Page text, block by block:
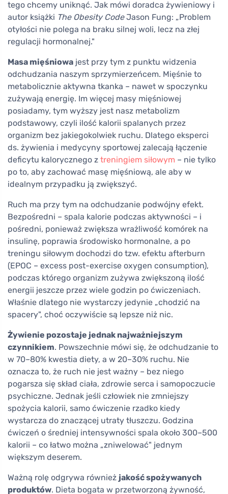
tego chcemy uniknąć. Jak mówi doradca żywieniowy i
autor książki The Obesity CodeJason Fung: „Problem
otyłości nie polega na braku silnej woli, lecz na złej
regulacji hormonalnej."
Masa mięśniowa jest przy tym z punktu widzenia
odchudzania naszym sprzymierzeńcem. Mięśnie to
metabolicznie aktywna tkanka – nawet w spoczynku
zużywają energię. Im więcej masy mięśniowej
posiadamy, tym wyższy jest nasz metabolizm
podstawowy, czyli ilość kalorii spalanych przez
organizm bez jakiegokolwiek ruchu. Dlatego eksperci
ds. żywienia i medycyny sportowej zalecają łączenie
deficytu kalorycznego z treningiem siłowym – nie tylko
po to, aby zachować masę mięśniową, ale aby w
idealnym przypadku ją zwiększyć.
Ruch ma przy tym na odchudzanie podwójny efekt.
Bezpośredni – spala kalorie podczas aktywności – i
pośredni, ponieważ zwiększa wrażliwość komórek na
insulinę, poprawia środowisko hormonalne, a po
treningu siłowym dochodzi do tzw. efektu afterburn
(EPOC – excess post-exercise oxygen consumption),
podczas którego organizm zużywa zwiększoną ilość
energii jeszcze przez wiele godzin po ćwiczeniach.
Właśnie dlatego nie wystarczy jedynie „chodzić na
spacery", choć oczywiście są lepsze niż nic.
Żywienie pozostaje jednak najważniejszym
czynnikiem. Powszechnie mówi się, że odchudzanie to
w 70–80% kwestia diety, a w 20–30% ruchu. Nie
oznacza to, że ruch nie jest ważny – bez niego
pogarsza się skład ciała, zdrowie serca i samopoczucie
psychiczne. Jednak jeśli człowiek nie zmniejszy
spożycia kalorii, samo ćwiczenie rzadko kiedy
wystarcza do znaczącej utraty tłuszczu. Godzina
ćwiczeń o średniej intensywności spala około 300–500
kalorii – co łatwo można „zniwelować" jednym
większym deserem.
Ważną rolę odgrywa również jakość spożywanych
produktów. Dieta bogata w przetworzoną żywność,